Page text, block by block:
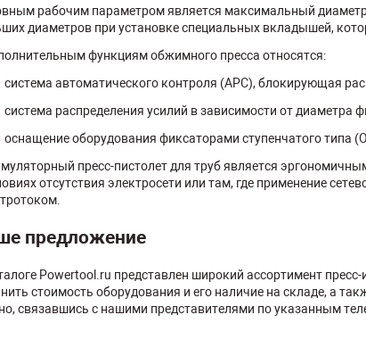
рабочим параметром является максимальный
диаметров при установке специальных вкладышей,
функциям обжимного пресса относятся:
система автоматического контроля (APC), блокирующая
система распределения усилий в зависимости от диаметра
оснащение оборудования фиксаторами ступенчатого типа
пресс-пистолет для труб является
отсутствия электросети или там, где применение
предложение
Powertool.ru представлен широкий ассортимент
стоимость оборудования и его наличие на складе, а
связавшись с нашими представителями по указанным